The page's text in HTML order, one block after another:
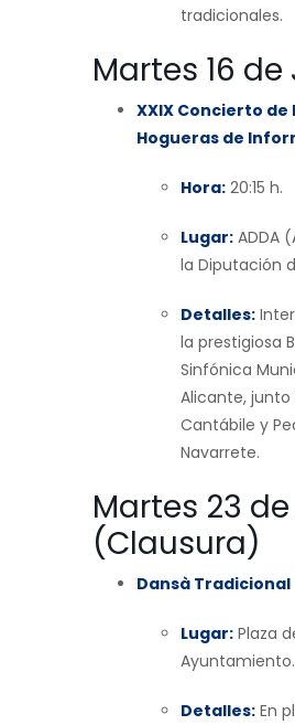
tradicionales.
Martes 16
XXIX Concierto de
Hogueras de
Hora: 20:15 h.
Lugar: ADDA
la Diputación
Detalles:
la prestigiosa
Sinfónica
Alicante,
Cantábile y
Navarrete.
Martes 23
(Clausura)
Dansà Tradicional
Lugar: Plaza
Ayuntamiento.
Detalles: En